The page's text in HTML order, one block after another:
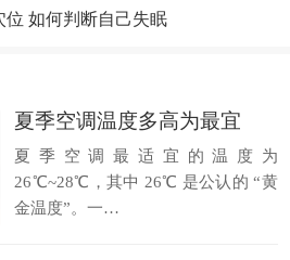
位 如何判断自己失眠
夏季空调温度多高为最宜
夏季空调最适宜的温度为
26℃~28℃，其中 26℃ 是公认的 “黄
金温度”。一…